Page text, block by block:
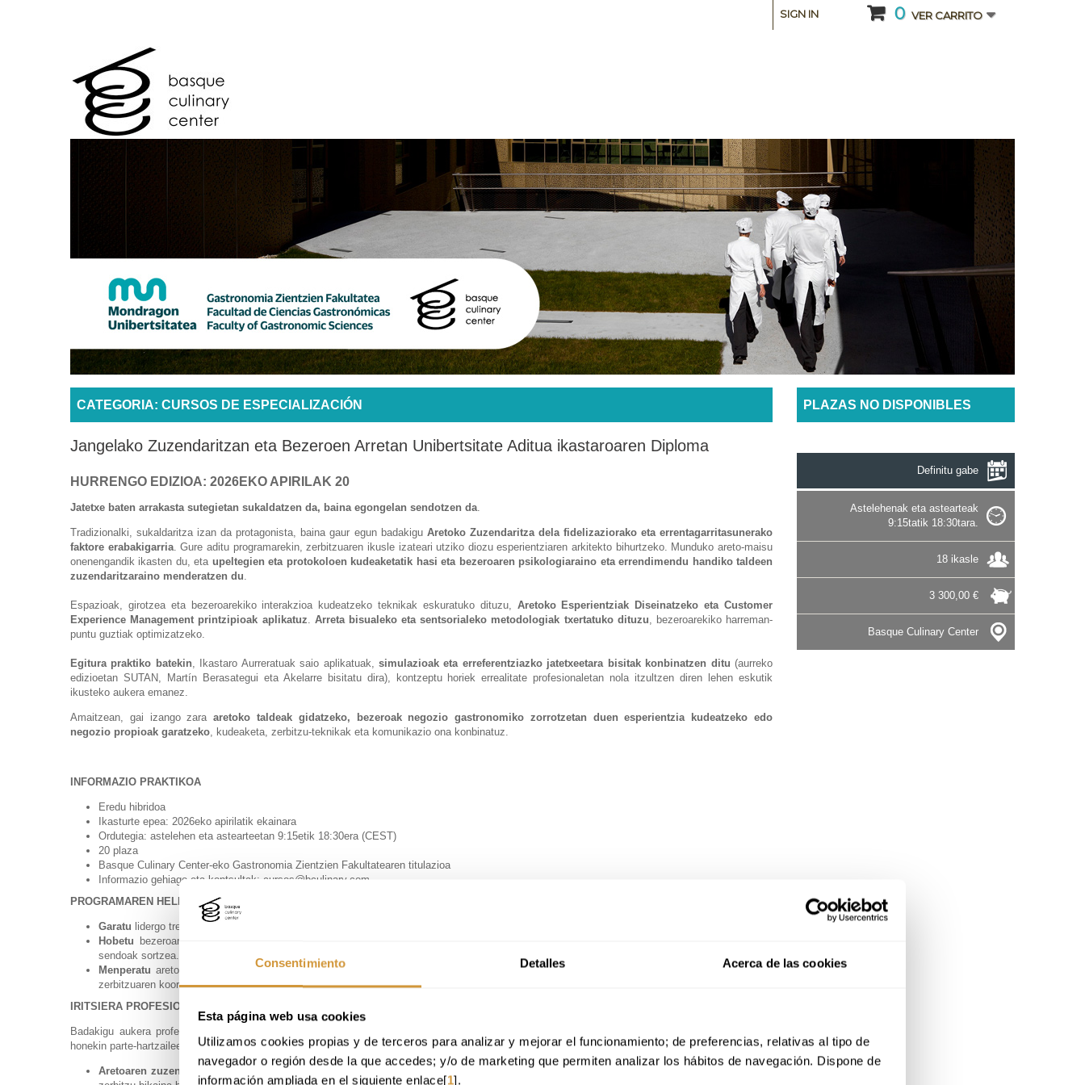
Consentimiento Detalles Acerca de las cookies
Esta página web usa cookies
Utilizamos cookies propias y de terceros para analizar y mejorar el funcionamiento; de preferencias, relativas al tipo de
navegador o región desde la que accedes; y/o de marketing que permiten analizar los hábitos de navegación. Dispone de
información ampliada en el siguiente enlace[1].
0 VER CARRITO
SIGN IN
CATEGORIA: CURSOS DE ESPECIALIZACIÓN
Jangelako Zuzendaritzan eta Bezeroen Arretan Unibertsitate Aditua ikastaroaren Diploma
HURRENGO EDIZIOA: 2026EKO APIRILAK 20
Jatetxe baten arrakasta sutegietan sukaldatzen da, baina egongelan sendotzen da
Tradizionalki, sukaldaritza izan da protagonista, baina gaur egun badakigu Aretoko Zuzendaritza dela fidelizaziorako eta errentagarritasunerako
faktore erabakigarria. Gure aditu programarekin, zerbitzuaren ikusle izateari utziko diozu esperientziaren arkitekto bihurtzeko. Munduko areto-maisu
onenengandik ikasten du, eta upeltegien eta protokoloen kudeaketatik hasi eta bezeroaren psikologiaraino eta errendimendu handiko taldeen
zuzendaritzaraino menderatzen du
Espazioak, girotzea eta bezeroarekiko interakzioa kudeatzeko teknikak eskuratuko dituzu, Aretoko Esperientziak Diseinatzeko eta Customer
Experience Management printzipioak aplikatuz
Arreta bisualeko eta sentsorialeko metodologiak txertatuko dituzu , bezeroarekiko harreman-
puntu guztiak optimizatzeko.
Egitura praktiko batekin , Ikastaro Aurreratuak saio aplikatuak,simulazioak eta erreferentziazko jatetxeetara bisitak konbinatzen ditu(aurreko
edizioetan SUTAN, Martín Berasategui eta Akelarre bisitatu dira), kontzeptu horiek errealitate profesionaletan nola itzultzen diren lehen eskutik
ikusteko aukera emanez.
Amaitzean, gai izango zaraaretoko taldeak gidatzeko, bezeroak negozio gastronomiko zorrotzetan duen esperientzia kudeatzeko edo
negozio propioak garatzeko , kudeaketa, zerbitzu-teknikak eta komunikazio ona konbinatuz.
INFORMAZIO PRAKTIKOA
Eredu hibridoa
Ikasturte epea: 2026eko apirilatik ekainara
Ordutegia: astelehen eta astearteetan 9:15etik 18:30era (CEST)
20 plaza
Basque Culinary Center-eko Gastronomia Zientzien Fakultatearen titulazioa
Informazio gehiago eta kontsultak: cursos@bculinary.com
PROGRAMAREN HELBURUAK
Garatu lidergo trebetasunak aretoaren kudeaketan.
Hobetu bezeroaren arreta. Ikasleei mahaikideen beharrak ulertzen eta betetzen irakastea, arazoak konpontzea eta bezeroekin harreman
sendoak sortzea.
Menperatu aretoaren kudeaketa. Aretoaren kudeaketa operatiboa irakastea, hala nola plangintza eta antolaketa, giza baliabideen kudeaketa,
zerbitzuaren koordinazioa eta negozioaren errentagarritasuna optimizatzea barne hartuz.
IRITSIERA PROFESIONALAK
Badakigu aukera profesionalak aldatu daitezkeela
honekin parte-hartzaileek honako postu eta arloetan funtzioak eta karguak bete ditzakete:
Aretoaren zuzendaria jatetxe ospetsuetan:
Gradudunek aretoaren zuzendaritza roletan parte hartu dezakete jatetxeetan, taldeak gidatuz eta
PLAZAS NO DISPONIBLES
Definitu gabe
Astelehenak eta astearteak
9:15tatik 18:30tara.
18 ikasle
3 300,00 €
Basque Culinary Center